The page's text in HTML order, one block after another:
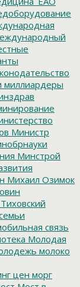
миллиардеры
Министр
Минстрой
Михаил Озимок
связь
Молодая
молоко
цен морг